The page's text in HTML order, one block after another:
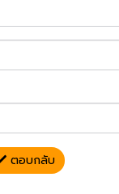
ตอบกลับ